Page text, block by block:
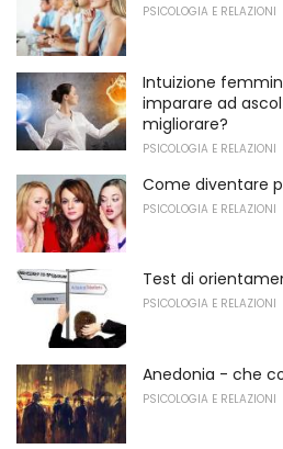
PSICOLOGIA E RELAZIONI
Intuizione
imparare ad
migliorare?
PSICOLOGIA E RELAZIONI
Come diventare
PSICOLOGIA E RELAZIONI
Test di
PSICOLOGIA E RELAZIONI
Anedonia - che
PSICOLOGIA E RELAZIONI